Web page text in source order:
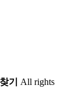
기 All rights